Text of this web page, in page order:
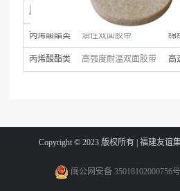
胶系 名称 基
丙烯酸酯类 油性双面胶带 绵
丙烯酸酯类 高强度耐温双面胶带 高
Copyright © 2023 版权所有 | 福建友谊
闽公网安备 35018102000756号